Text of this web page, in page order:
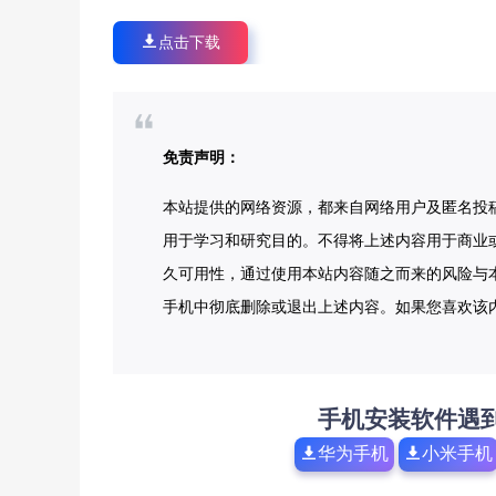
点击下载
免责声明：
本站提供的网络资源，都来自网络用户及匿名
用于学习和研究目的。不得将上述内容用于商
久可用性，通过使用本站内容随之而来的风险
手机中彻底删除或退出上述内容。如果您喜欢
手机安装软件遇
华为手机 小米手机